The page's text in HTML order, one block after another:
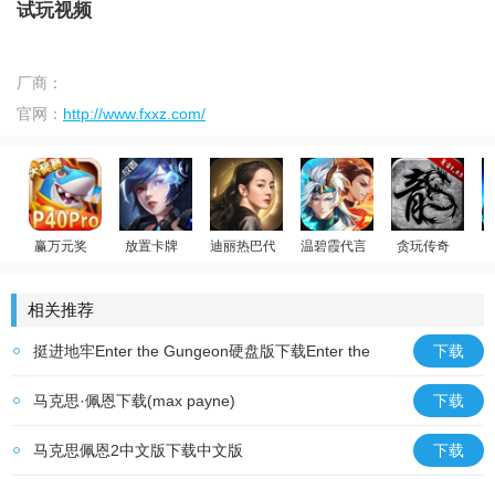
试玩视频
厂商：
官网： http://www.fxxz.com/
赢万元奖
放置卡牌
迪丽热巴代言
温碧霞代言
贪玩传奇
相关推荐
挺进地牢Enter the Gungeon硬盘版下载Enter the
Gungeon中文版
下载
马克思·佩恩下载(max payne) 下载
马克思佩恩2中文版下载中文版 下载